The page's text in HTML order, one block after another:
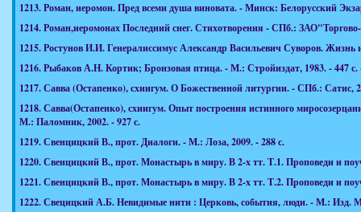
1213.Роман, иеромон. Пред всеми душа виновата. - Минск: Белорусский
1214.Роман,иеромонах Последний снег. Стихотворения - СПб.:
1215.Ростунов И.И. Генералиссимус Александр Васильевич Суворов. Жизнь
1216.Рыбаков А.Н. Кортик; Бронзовая птица. - М.: Стройиздат, 1983. - 447
1217.Савва (Остапенко), схиигум. О Божественной литургии. - СПб.: Сатис,
1218.Савва(Остапенко), схиигум. Опыт построения истинного
М.: Паломник, 2002. - 927 с.
1219.Свенцицкий В., прот. Диалоги. - М.: Лоза, 2009. - 288 с.
1220.Свенцицкий В., прот. Монастырь в миру. В 2-х тт. Т.1. Проповеди и
1221.Свенцицкий В., прот. Монастырь в миру. В 2-х тт. Т.2. Проповеди и
1222.Свецицкий А.Б. Невидимые нити : Церковь, события, люди. - М.: Изд.